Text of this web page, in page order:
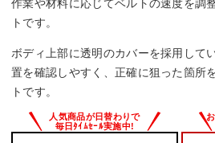
作業や材料に応じてベルトの速度を調
トです。
ボディ上部に透明のカバーを採用して
置を確認しやすく、正確に狙った箇所
トです。